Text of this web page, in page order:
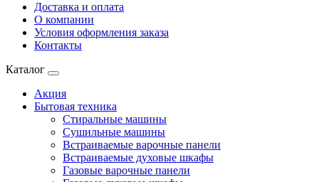
Доставка и оплата
О компании
Условия оформления заказа
Контакты
Каталог
Акция
Бытовая техника
Стиральные машины
Сушильные машины
Встраиваемые варочные панели
Встраиваемые духовые шкафы
Газовые варочные панели